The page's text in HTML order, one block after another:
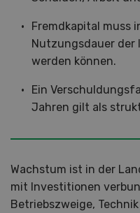
Fremdkapital muss
Nutzungsdauer
werden können.
Ein
Jahren gilt als
Wachstum ist in der
mit Investitionen
Betriebszweige,